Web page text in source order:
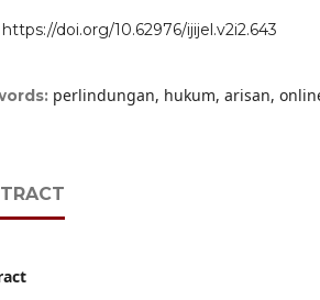
https://doi.org/10.62976/ijijel.v2i2.643
perlindungan, hukum, arisan,